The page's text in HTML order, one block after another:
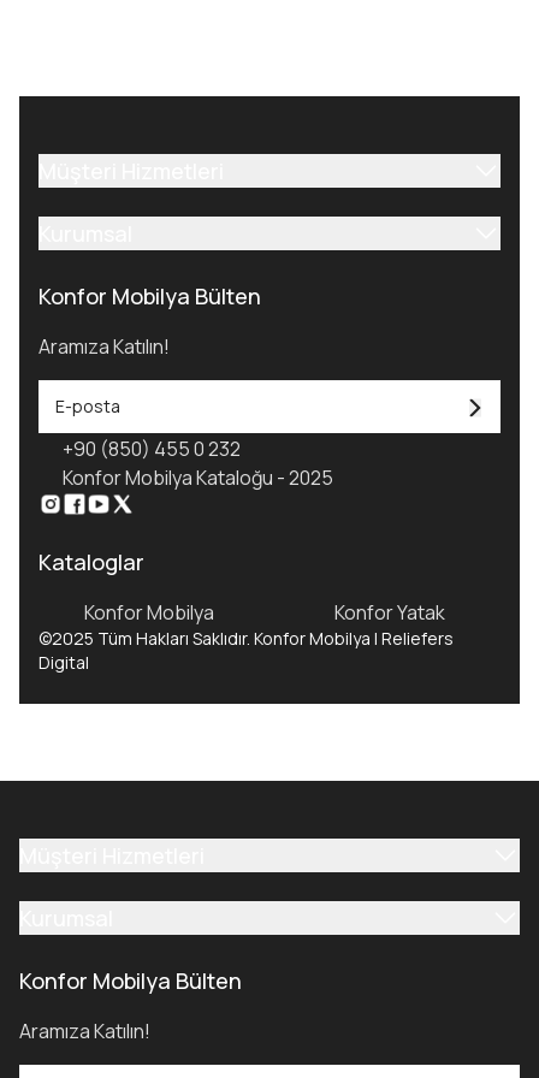
Kataloglar
Konfor Mobilya Konfor Yatak
Konfor Mobilya Bülten
Aramıza Katılın!
+90 (850) 455 0 232
Konfor Mobilya Kataloğu - 2025
©2025 Tüm Hakları Saklıdır. Konfor Mobilya | Reliefers
Digital
Konfor Mobilya Bülten
Aramıza Katılın!